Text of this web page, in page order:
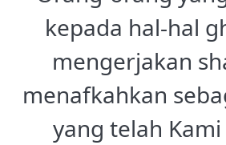
kepada hal-hal
mengerjakan
menafkahkan
yang telah